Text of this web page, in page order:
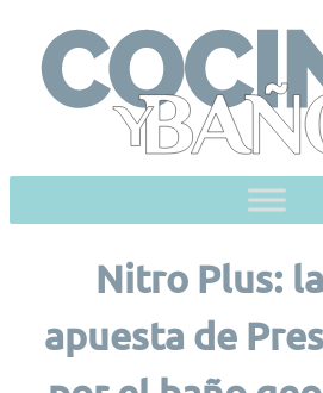
Nitro Plus:
apuesta de